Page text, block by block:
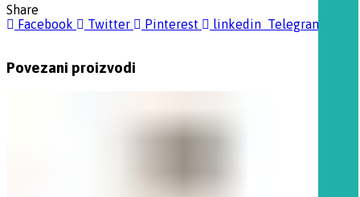
Share
Facebook
Twitter Pinterest linkedin Telegram
Povezani proizvodi